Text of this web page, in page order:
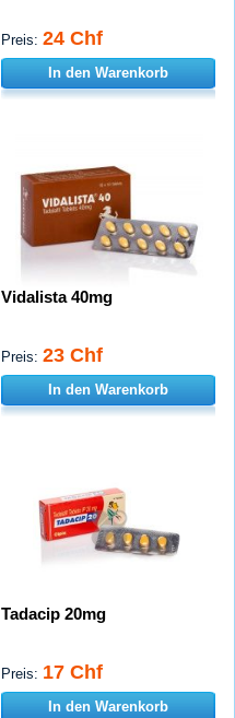
Preis: 24 Chf
In den Warenkorb
Vidalista 40mg
Preis: 23 Chf
In den Warenkorb
Tadacip 20mg
Preis: 17 Chf
In den Warenkorb